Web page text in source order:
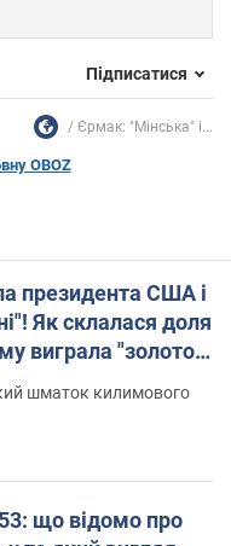
Підписатися
Єрмак: "Мінська" і...
OBOZ
президента США і
Як склалася доля
виграла "золото"
шматок килимового
що відомо про